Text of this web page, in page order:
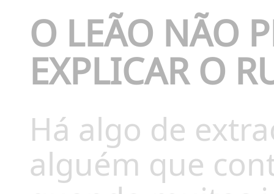
O LEÃO NÃO
EXPLICAR O
Há algo de
alguém que